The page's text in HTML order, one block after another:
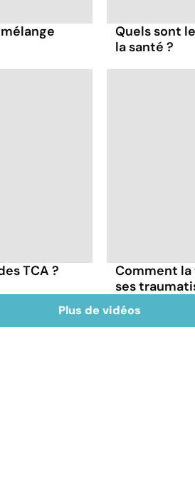
Quels sont
la santé ?
TCA ?
Comment la
ses
Plus de vidéos